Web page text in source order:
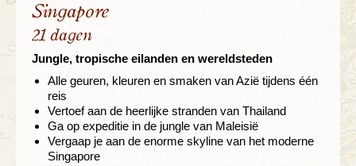
Singapore
21 dagen
Jungle, tropische eilanden en wereldsteden
Alle geuren, kleuren en smaken van Azië tijdens één
reis
Vertoef aan de heerlijke stranden van Thailand
Ga op expeditie in de jungle van Maleisië
Vergaap je aan de enorme skyline van het moderne
Singapore